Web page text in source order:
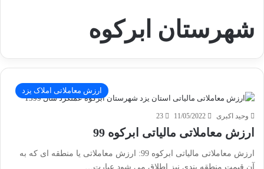
شهرستان ابرکوه
ارزش معاملاتی املاک یزد
وحید اکبری 11/05/2022
23
ارزش معاملاتی مالیاتی ابرکوه 99
ارزش معاملاتی مالیاتی ابرکوه 99: ارزش معاملاتی یا منطقه ای که به
آن قیمت منطقه بندی نیز اطلاق می شود عبارت…